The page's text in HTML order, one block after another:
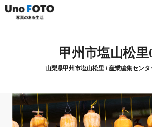
甲州市塩山松里
山梨県甲州市塩山松里 /産業編集センタ